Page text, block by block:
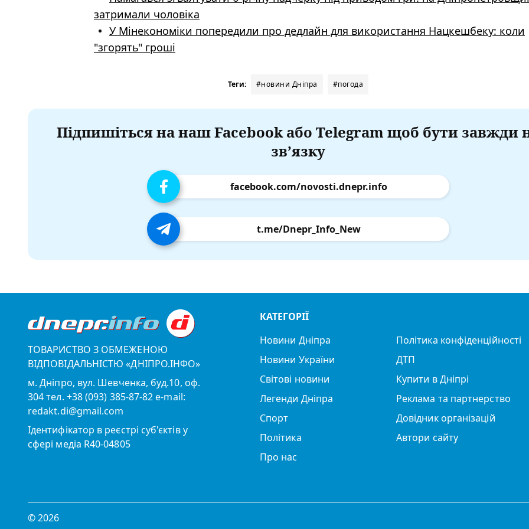
затримали чоловіка
У Мінекономіки попередили про дедлайн для використання Нацкешбеку: коли
"згорять" гроші
Теги: #новини Дніпра #погода
Підпишіться на наш Facebook або Telegram щоб бути завжди
зв’язку
facebook.com/novosti.dnepr.info
t.me/Dnepr_Info_New
ТОВАРИСТВО З ОБМЕЖЕНОЮ
ВІДПОВІДАЛЬНІСТЮ «ДНІПРО.ІНФО»
м. Дніпро, вул. Шевченка, буд.10, оф.
304 тел. +38 (093) 385-87-82 e-mail:
redakt.di@gmail.com
Ідентифікатор в реєстрі суб'єктів у
сфері медіа R40-04805
КАТЕГОРІЇ
Новини Дніпра
Новини України
Світові новини
Легенди Дніпра
Спорт
Політика
Про нас
Політика конфіденційності
ДТП
Купити в Дніпрі
Реклама та партнерство
Довідник організацій
Автори сайту
© 2026